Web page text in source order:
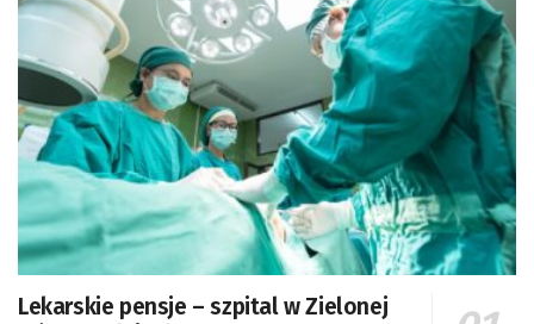
Lekarskie pensje – szpital w Zielonej